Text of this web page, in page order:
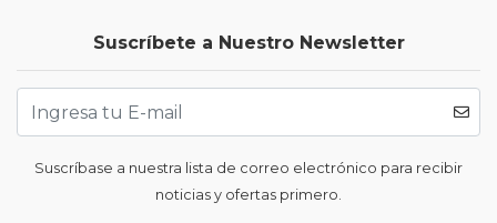
Suscríbete a Nuestro Newsletter
Suscríbase a nuestra lista de correo electrónico para recibir
noticias y ofertas primero.